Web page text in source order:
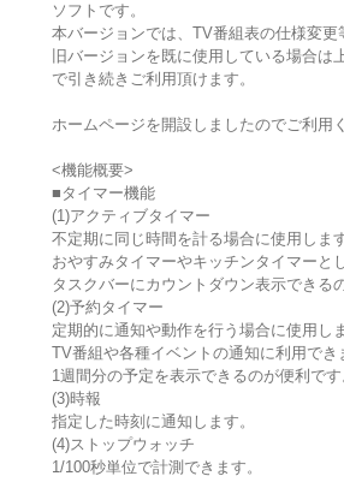
ソフトです。
本バージョンでは、TV番組表の仕様変更
旧バージョンを既に使用している場合は
で引き続きご利用頂けます。
ホームページを開設しましたのでご利用
<機能概要>
■タイマー機能
(1)アクティブタイマー
不定期に同じ時間を計る場合に使用します
おやすみタイマーやキッチンタイマーと
タスクバーにカウントダウン表示できる
(2)予約タイマー
定期的に通知や動作を行う場合に使用しま
TV番組や各種イベントの通知に利用でき
1週間分の予定を表示できるのが便利です
(3)時報
指定した時刻に通知します。
(4)ストップウォッチ
1/100秒単位で計測できます。